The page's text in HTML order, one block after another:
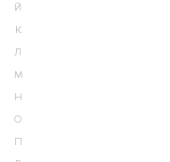
Й
К
Л
М
Н
О
П